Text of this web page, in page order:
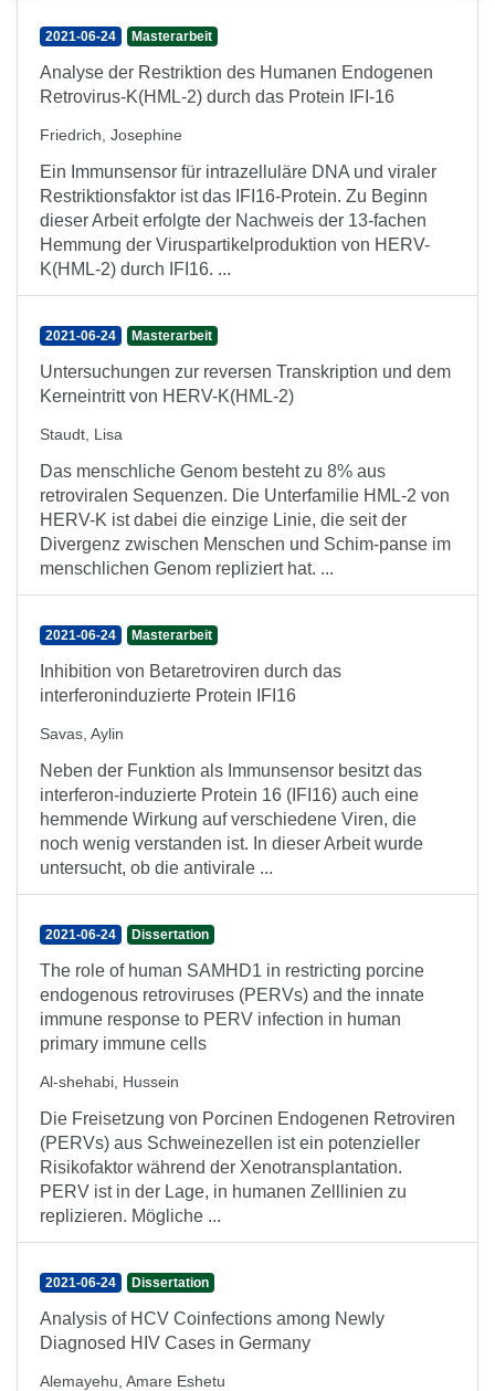
2021-06-24 Masterarbeit
Analyse der Restriktion des Humanen Endogenen
Retrovirus-K(HML-2) durch das Protein IFI-16
Friedrich, Josephine
Ein Immunsensor für intrazelluläre DNA und viraler
Restriktionsfaktor ist das IFI16-Protein. Zu Beginn
dieser Arbeit erfolgte der Nachweis der 13-fachen
Hemmung der Viruspartikelproduktion von HERV-
K(HML-2) durch IFI16. ...
2021-06-24 Masterarbeit
Untersuchungen zur reversen Transkription und dem
Kerneintritt von HERV-K(HML-2)
Staudt, Lisa
Das menschliche Genom besteht zu 8% aus
retroviralen Sequenzen. Die Unterfamilie HML-2 von
HERV-K ist dabei die einzige Linie, die seit der
Divergenz zwischen Menschen und Schim-panse im
menschlichen Genom repliziert hat. ...
2021-06-24 Masterarbeit
Inhibition von Betaretroviren durch das
interferoninduzierte Protein IFI16
Savas, Aylin
Neben der Funktion als Immunsensor besitzt das
interferon-induzierte Protein 16 (IFI16) auch eine
hemmende Wirkung auf verschiedene Viren, die
noch wenig verstanden ist. In dieser Arbeit wurde
untersucht, ob die antivirale ...
2021-06-24 Dissertation
The role of human SAMHD1 in restricting porcine
endogenous retroviruses (PERVs) and the innate
immune response to PERV infection in human
primary immune cells
Al-shehabi, Hussein
Die Freisetzung von Porcinen Endogenen Retroviren
(PERVs) aus Schweinezellen ist ein potenzieller
Risikofaktor während der Xenotransplantation.
PERV ist in der Lage, in humanen Zelllinien zu
replizieren. Mögliche ...
2021-06-24 Dissertation
Analysis of HCV Coinfections among Newly
Diagnosed HIV Cases in Germany
Alemayehu, Amare Eshetu